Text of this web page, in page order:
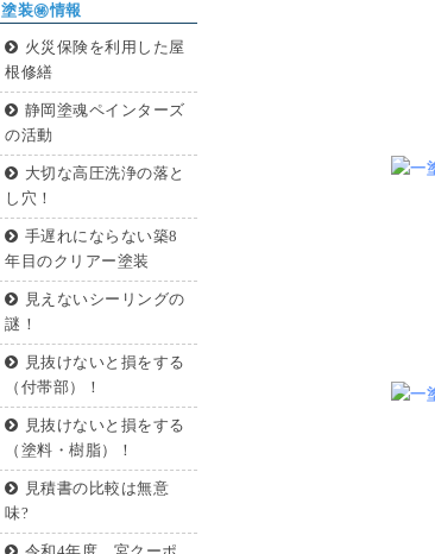
塗装㊙情報
火災保険を利用した屋
根修繕
静岡塗魂ペインターズ
の活動
大切な高圧洗浄の落と
し穴！
手遅れにならない築8
年目のクリアー塗装
見えないシーリングの
謎！
見抜けないと損をする
（付帯部）！
見抜けないと損をする
（塗料・樹脂）！
見積書の比較は無意
味?